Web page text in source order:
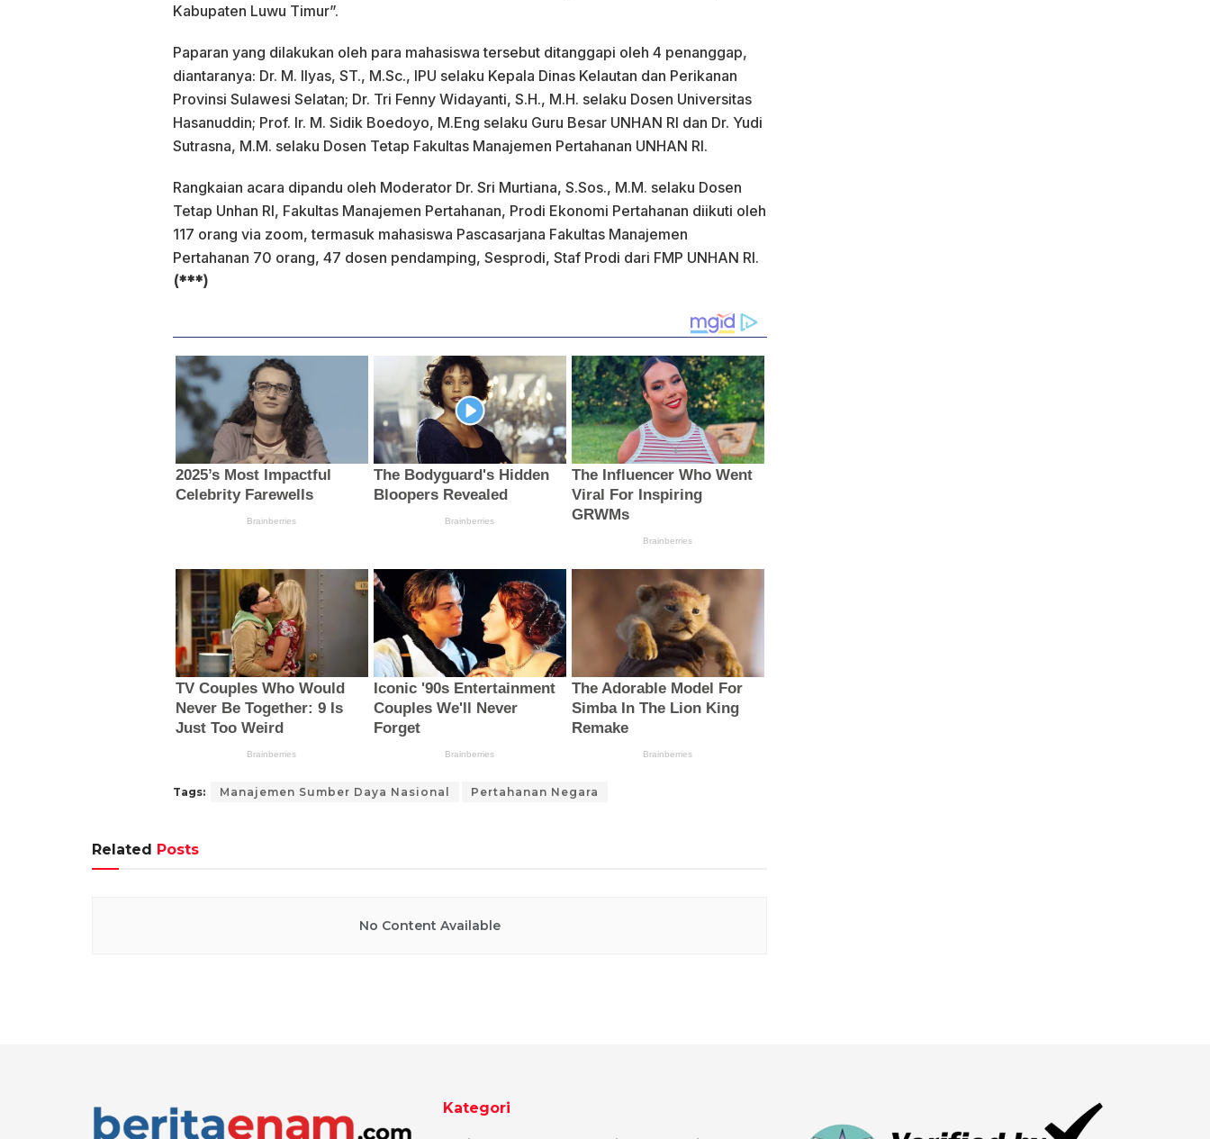
Kabupaten Luwu Timur”.
Paparan yang dilakukan oleh para mahasiswa tersebut ditanggapi oleh 4 penanggap,
diantaranya: Dr. M. Ilyas, ST., M.Sc., IPU selaku Kepala Dinas Kelautan dan Perikanan
Provinsi Sulawesi Selatan; Dr. Tri Fenny Widayanti, S.H., M.H. selaku Dosen Universitas
Hasanuddin; Prof. Ir. M. Sidik Boedoyo, M.Eng selaku Guru Besar UNHAN RI dan Dr. Yudi
Sutrasna, M.M. selaku Dosen Tetap Fakultas Manajemen Pertahanan UNHAN RI.
Rangkaian acara dipandu oleh Moderator Dr. Sri Murtiana, S.Sos., M.M. selaku Dosen
Tetap Unhan RI, Fakultas Manajemen Pertahanan, Prodi Ekonomi Pertahanan diikuti oleh
117 orang via zoom, termasuk mahasiswa Pascasarjana Fakultas Manajemen
Pertahanan 70 orang, 47 dosen pendamping, Sesprodi, Staf Prodi dari FMP UNHAN RI.
(***)
Tags: Manajemen Sumber Daya Nasional Pertahanan Negara
Related Posts
No Content Available
Kategori